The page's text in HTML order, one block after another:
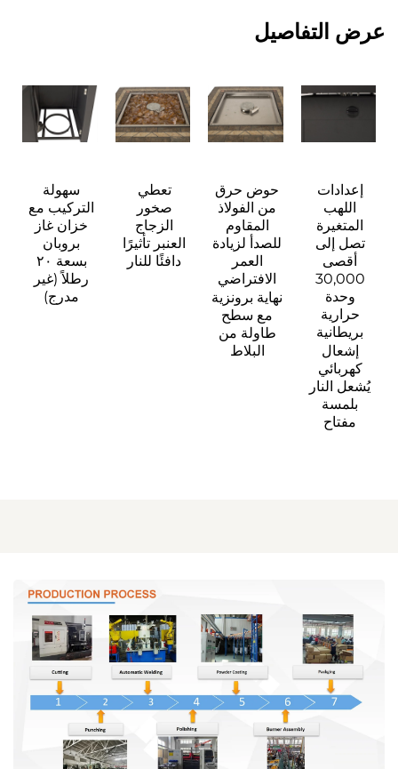
عرض التفاصيل
إعدادات
اللهب
المتغيرة
تصل إلى
أقصى
وحدة
حرارية
بريطانية
إشعال
كهربائي
يُشعل النار
بلمسة
مفتاح
حوض حرق
من الفولاذ
المقاوم
للصدأ لزيادة
العمر
الافتراضي
نهاية برونزية
مع سطح
طاولة من
البلاط
تعطي
صخور
الزجاج
العنبر تأثيرًا
دافئًا للنار
سهولة
التركيب مع
خزان غاز
بروبان
رطلاً (غير
مدرج)